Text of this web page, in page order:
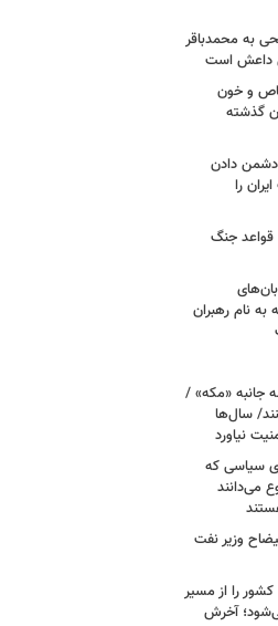
به محمدباقر
داعش است
و خون
گذشته
دشمن دادن
را
قواعد جنگ
نام رهبران
جانبه «مکه» /
سال‌ها
نیاورد
سیاسی که
می‌دانند
وزیر نفت
را از مسیر
آخرش